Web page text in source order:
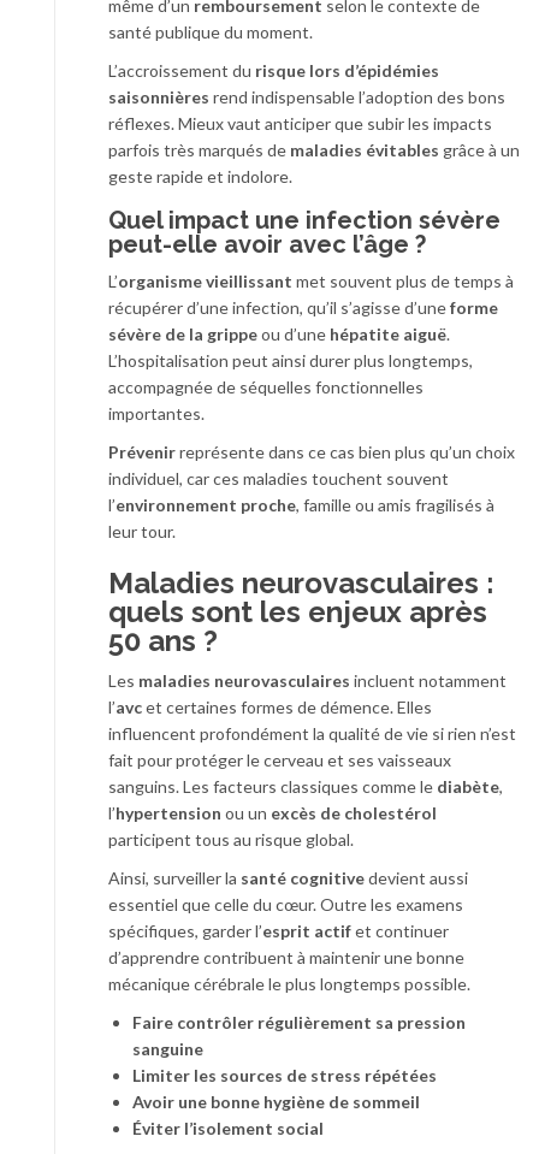
même d’un remboursement selon le contexte de
santé publique du moment.
L’accroissement du risque lors d’épidémies
saisonnières rend indispensable l’adoption des bons
réflexes. Mieux vaut anticiper que subir les impacts
parfois très marqués de maladies évitables grâce à un
geste rapide et indolore.
Quel impact une infection sévère
peut-elle avoir avec l’âge ?
L’organisme vieillissant met souvent plus de temps à
récupérer d’une infection, qu’il s’agisse d’uneforme
sévère de la grippeou d’une hépatite aiguë.
L’hospitalisation peut ainsi durer plus longtemps,
accompagnée de séquelles fonctionnelles
importantes.
Prévenirreprésente dans ce cas bien plus qu’un choix
individuel, car ces maladies touchent souvent
l’environnement proche, famille ou amis fragilisés à
leur tour.
Maladies neurovasculaires :
quels sont les enjeux après
50 ans ?
Les maladies neurovasculaires incluent notamment
l’avcet certaines formes de démence. Elles
influencent profondément la qualité de vie si rien n’est
fait pour protéger le cerveau et ses vaisseaux
sanguins. Les facteurs classiques comme le diabète,
l’hypertension ou un excès de cholestérol
participent tous au risque global.
Ainsi, surveiller la santé cognitivedevient aussi
essentiel que celle du cœur. Outre les examens
spécifiques, garder l’esprit actifet continuer
d’apprendre contribuent à maintenir une bonne
mécanique cérébrale le plus longtemps possible.
Faire contrôler régulièrement sa pression
sanguine
Limiter les sources de stress répétées
Avoir une bonne hygiène de sommeil
Éviter l’isolement social